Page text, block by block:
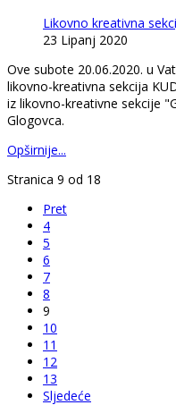
Likovno kreativna
23 Lipanj 2020
Ove subote 20.06.2020. u
likovno-kreativna sekcija
iz likovno-kreativne sekcije
Glogovca.
Opširnije...
Stranica 9 od 18
Pret
4
5
6
7
8
9
10
11
12
13
Sljedeće